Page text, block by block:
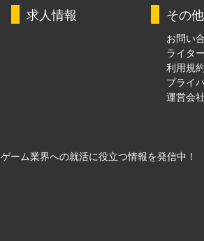
求人情報 その他
お問い
ライタ
利用規約
プライ
運営会社
ゲーム業界への就活に役立つ情報を発信中！